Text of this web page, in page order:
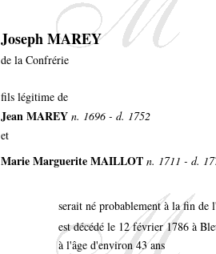
Joseph MAREY
de la Confrérie
fils légitime de
Jean MAREY n. 1696 - d. 1752
et
Marie Marguerite MAILLOT n. 1711 - d.
serait né probablement à la fin de
est décédé le 12 février 1786 à
à l'âge d'environ 43 ans